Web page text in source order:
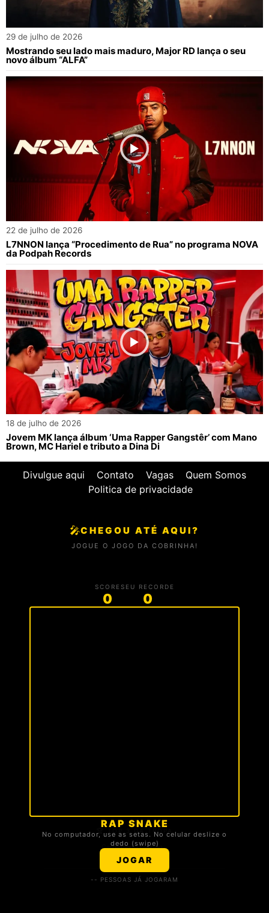
29 de julho de 2026
Mostrando seu lado mais maduro, Major RD lança o seu
novo álbum “ALFA”
22 de julho de 2026
L7NNON lança “Procedimento de Rua” no programa NOVA
da Podpah Records
18 de julho de 2026
Jovem MK lança álbum ‘Uma Rapper Gangstêr’ com Mano
Brown, MC Hariel e tributo a Dina Di
Divulgue aqui Contato Vagas
Quem Somos
Politica de privacidade
🎤CHEGOU ATÉ AQUI?
JOGUE O JOGO DA COBRINHA!
SCORE
0
SEU RECORDE
0
RAP SNAKE
No computador, use as setas. No celular deslize o
dedo (swipe)
JOGAR
🏆 TOP 3 DA TROPA
Carregando ranking...
-- PESSOAS JÁ JOGARAM